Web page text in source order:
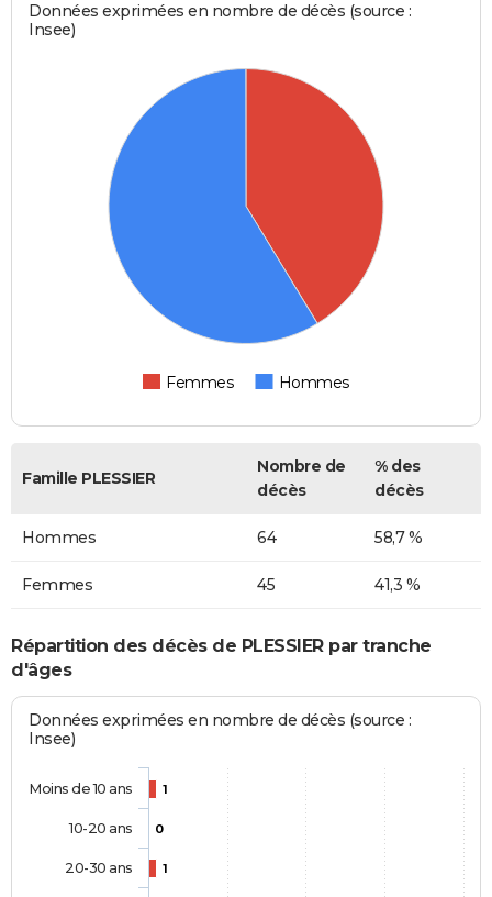
Données exprimées en nombre de décès (source :
Insee)
Femmes Hommes
Famille PLESSIER
Nombre de
décès
% des
décès
Hommes 64 58,7 %
Femmes 45 41,3 %
Répartition des décès de PLESSIER par tranche
d'âges
Données exprimées en nombre de décès (source :
Insee)
1
0
1
Moins de 10 ans
10-20 ans
20-30 ans